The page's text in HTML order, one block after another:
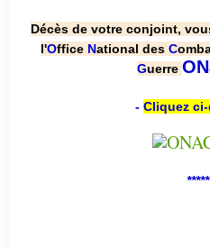
Décès de votre conjoint,
l'Office National des C
Guerre
- Cliquez